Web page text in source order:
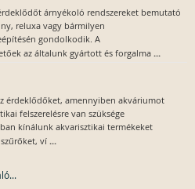
árnyékoló rendszereket bemutató
reluxa vagy bármilyen
gondolkodik. A
az általunk gyártott és forgalma ...
érdeklődőket, amennyiben akváriumot
felszerelésre van szüksége
kínálunk akvarisztikai termékeket
ví ...